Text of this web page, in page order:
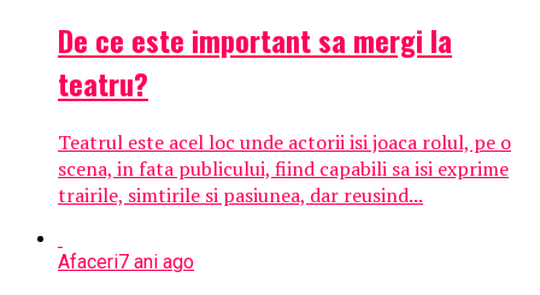
De ce este important sa mergi la
teatru?
Teatrul este acel loc unde actorii isi joaca rolul, pe o
scena, in fata publicului, fiind capabili sa isi exprime
trairile, simtirile si pasiunea, dar reusind...
Afaceri7 ani ago